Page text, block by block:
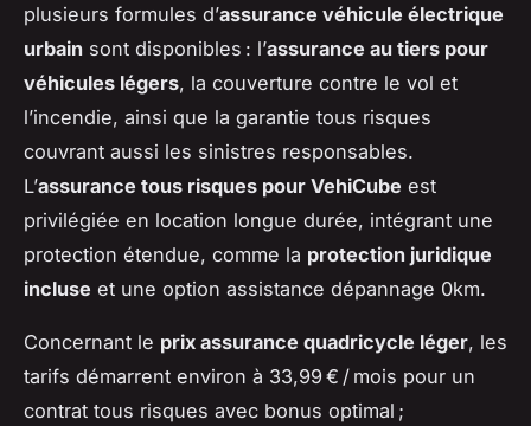
plusieurs formules d’assurance véhicule électrique
urbain sont disponibles : l’assurance au tiers pour
véhicules légers, la couverture contre le vol et
l’incendie, ainsi que la garantie tous risques
couvrant aussi les sinistres responsables.
L’assurance tous risques pour VehiCube est
privilégiée en location longue durée, intégrant une
protection étendue, comme la protection juridique
incluse et une option assistance dépannage 0km.
Concernant le prix assurance quadricycle léger, les
tarifs démarrent environ à 33,99 € / mois pour un
contrat tous risques avec bonus optimal ;